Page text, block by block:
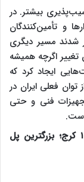
بیشتر. در
و تأمین‌کنندگان
شدند مسیر دیگری
تغییر اگرچه همیشه
ایجاد کرد که
فعلی ایران در
فنی و حتی
حمله دشمن آمریکایی – صهیونی به پل بی ۱ کرج؛ بزرگترین پل